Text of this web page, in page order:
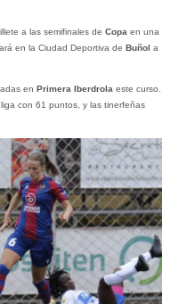
a las semifinales de Copa en una
en la Ciudad Deportiva de Buñol a
en Primera Iberdrola este curso.
con 61 puntos, y las tinerfeñas